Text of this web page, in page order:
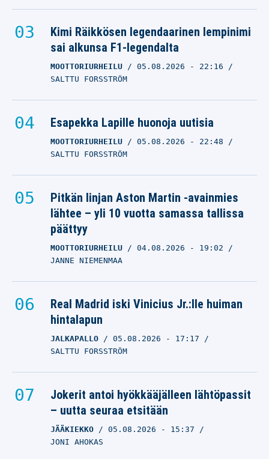
Kimi Räikkösen legendaarinen lempinimi
sai alkunsa F1-legendalta
MOOTTORIURHEILU 05.08.2026 - 22:16
SALTTU FORSSTRÖM
Esapekka Lapille huonoja uutisia
MOOTTORIURHEILU 05.08.2026 - 22:48
SALTTU FORSSTRÖM
Pitkän linjan Aston Martin -avainmies
lähtee – yli 10 vuotta samassa tallissa
päättyy
MOOTTORIURHEILU 04.08.2026 - 19:02
JANNE NIEMENMAA
Real Madrid iski Vinicius Jr.:lle huiman
hintalapun
JALKAPALLO 05.08.2026 - 17:17
SALTTU FORSSTRÖM
Jokerit antoi hyökkääjälleen lähtöpassit
– uutta seuraa etsitään
JÄÄKIEKKO 05.08.2026 - 15:37
JONI AHOKAS